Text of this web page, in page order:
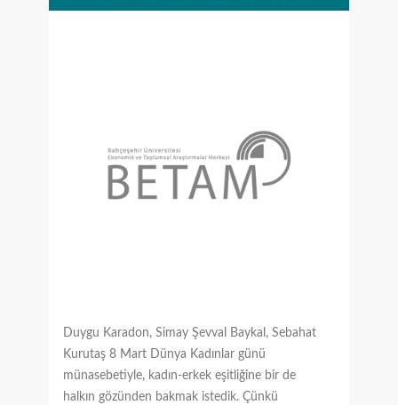
Duygu Karadon, Simay Şevval Baykal, Sebahat
Kurutaş 8 Mart Dünya Kadınlar günü
münasebetiyle, kadın-erkek eşitliğine bir de
halkın gözünden bakmak istedik. Çünkü